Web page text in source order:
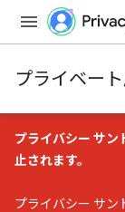
プライベー
プライバシー サン
止されます。
プライバシー サン